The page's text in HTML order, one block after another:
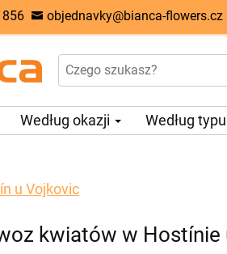
objednavky@bianca-flowers.cz
Według okazji Według typu
u Vojkovic
kwiatów w